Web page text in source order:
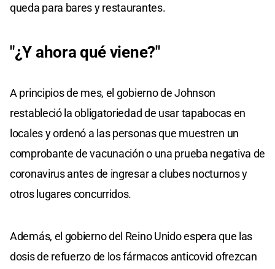
queda para bares y restaurantes.
"¿Y ahora qué viene?"
A principios de mes, el gobierno de Johnson
restableció la obligatoriedad de usar tapabocas en
locales y ordenó a las personas que muestren un
comprobante de vacunación o una prueba negativa de
coronavirus antes de ingresar a clubes nocturnos y
otros lugares concurridos.
Además, el gobierno del Reino Unido espera que las
dosis de refuerzo de los fármacos anticovid ofrezcan